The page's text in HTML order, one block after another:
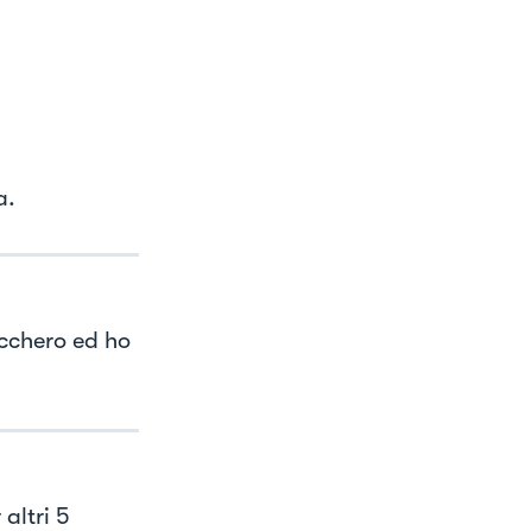
ed ho
altri 5